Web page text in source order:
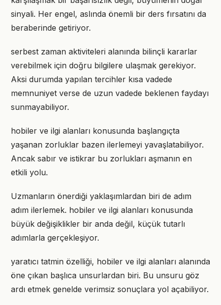
sinyali. Her engel, aslında önemli bir ders fırsatını da
beraberinde getiriyor.
serbest zaman aktiviteleri alanında bilinçli kararlar
verebilmek için doğru bilgilere ulaşmak gerekiyor.
Aksi durumda yapılan tercihler kısa vadede
memnuniyet verse de uzun vadede beklenen faydayı
sunmayabiliyor.
hobiler ve ilgi alanları konusunda başlangıçta
yaşanan zorluklar bazen ilerlemeyi yavaşlatabiliyor.
Ancak sabır ve istikrar bu zorlukları aşmanın en
etkili yolu.
Uzmanların önerdiği yaklaşımlardan biri de adım
adım ilerlemek. hobiler ve ilgi alanları konusunda
büyük değişiklikler bir anda değil, küçük tutarlı
adımlarla gerçekleşiyor.
yaratıcı tatmin özelliği, hobiler ve ilgi alanları alanında
öne çıkan başlıca unsurlardan biri. Bu unsuru göz
ardı etmek genelde verimsiz sonuçlara yol açabiliyor.